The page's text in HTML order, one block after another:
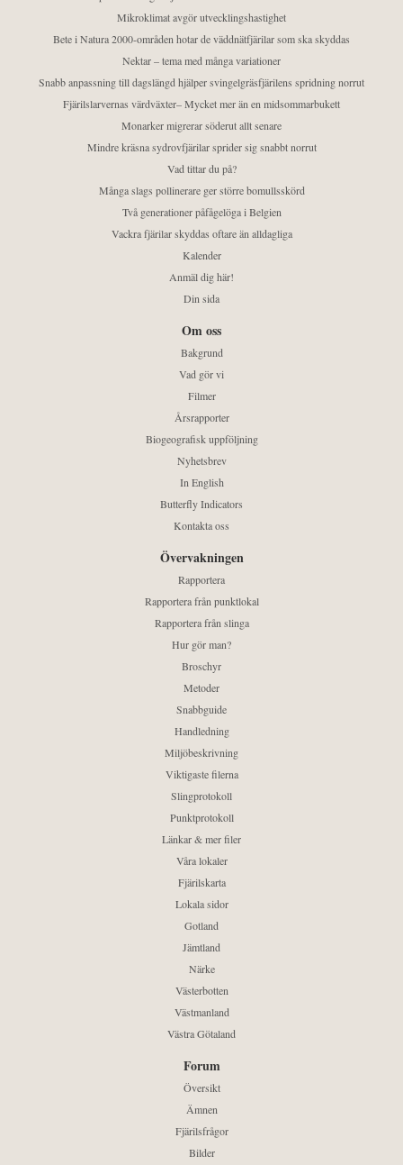
Mikroklimat avgör utvecklingshastighet
Bete i Natura 2000-områden hotar de väddnätfjärilar som ska skyddas
Nektar – tema med många variationer
Snabb anpassning till dagslängd hjälper svingelgräsfjärilens spridning norrut
Fjärilslarvernas värdväxter– Mycket mer än en midsommarbukett
Monarker migrerar söderut allt senare
Mindre kräsna sydrovfjärilar sprider sig snabbt norrut
Vad tittar du på?
Många slags pollinerare ger större bomullsskörd
Två generationer påfågelöga i Belgien
Vackra fjärilar skyddas oftare än alldagliga
Kalender
Anmäl dig här!
Din sida
Om oss
Bakgrund
Vad gör vi
Filmer
Årsrapporter
Biogeografisk uppföljning
Nyhetsbrev
In English
Butterfly Indicators
Kontakta oss
Övervakningen
Rapportera
Rapportera från punktlokal
Rapportera från slinga
Hur gör man?
Broschyr
Metoder
Snabbguide
Handledning
Miljöbeskrivning
Viktigaste filerna
Slingprotokoll
Punktprotokoll
Länkar & mer filer
Våra lokaler
Fjärilskarta
Lokala sidor
Gotland
Jämtland
Närke
Västerbotten
Västmanland
Västra Götaland
Forum
Översikt
Ämnen
Fjärilsfrågor
Bilder